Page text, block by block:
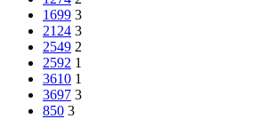
1699 3
2124 3
2549 2
2592 1
3610 1
3697 3
850 3